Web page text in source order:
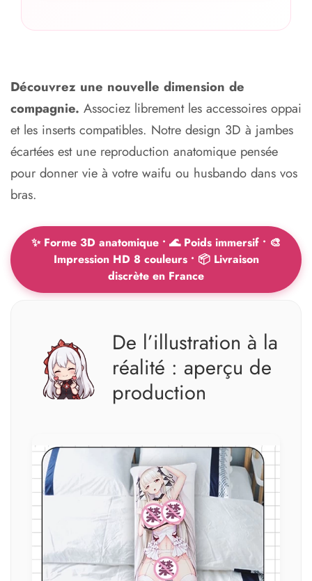
Découvrez une nouvelle dimension de
compagnie. Associez librement les accessoires oppai
et les inserts compatibles. Notre design 3D à jambes
écartées est une reproduction anatomique pensée
pour donner vie à votre waifu ou husbando dans vos
bras.
✨ Forme 3D anatomique • 🌊 Poids immersif • 🎨
Impression HD 8 couleurs • 📦 Livraison
discrète en France
De l’illustration à la
réalité : aperçu de
production